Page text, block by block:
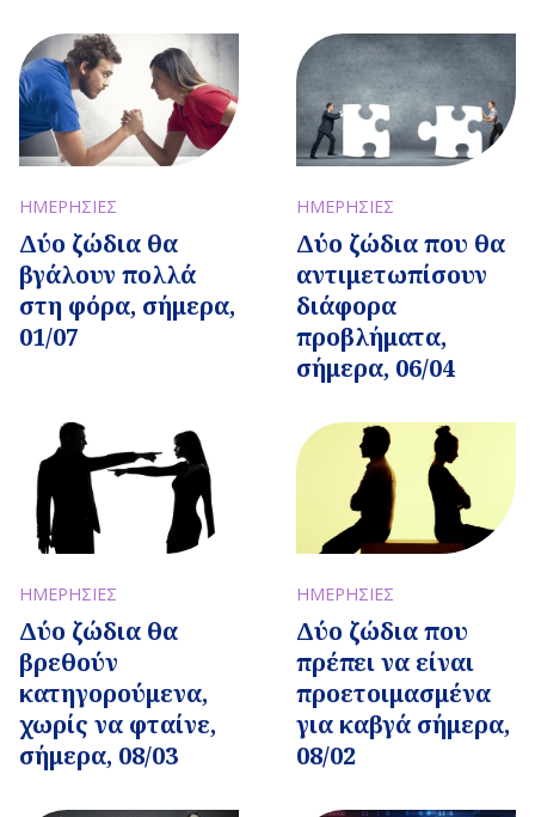
ΗΜΕΡΗΣΙΕΣ
Δύο ζώδια θα
βγάλουν πολλά
στη φόρα, σήμερα,
01/07
ΗΜΕΡΗΣΙΕΣ
Δύο ζώδια που θα
αντιμετωπίσουν
διάφορα
προβλήματα,
σήμερα, 06/04
ΗΜΕΡΗΣΙΕΣ
Δύο ζώδια θα
βρεθούν
κατηγορούμενα,
χωρίς να φταίνε,
σήμερα, 08/03
ΗΜΕΡΗΣΙΕΣ
Δύο ζώδια που
πρέπει να είναι
προετοιμασμένα
για καβγά σήμερα,
08/02